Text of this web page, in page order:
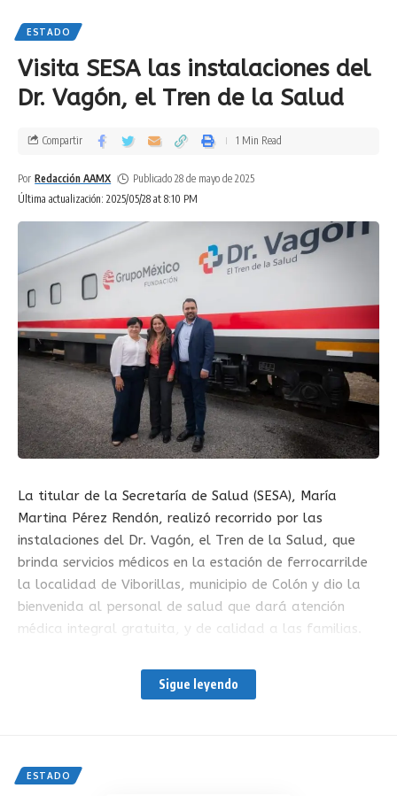
ESTADO
Visita SESA las instalaciones del
Dr. Vagón, el Tren de la Salud
Última actualización: 2025/05/28 at 8:10 PM
Por Redacción AAMX Publicado 28 de mayo de 2025
Compartir 1 Min Read
La titular de la Secretaría de Salud (SESA), María
Martina Pérez Rendón, realizó recorrido por las
instalaciones del Dr. Vagón, el Tren de la Salud, que
brinda servicios médicos en la estación de ferrocarrilde
la localidad de Viborillas, municipio de Colón y dio la
bienvenida al personal de salud que dará atención
médica integral gratuita, y de calidad a las familias.
Asimismo destacó que se realizan diversas estratégicas
con la finalidad de mejorar las condiciones de salud de
Lanczyner Domínguez; la presidenta del Patronato
Sigue leyendo
ESTADO